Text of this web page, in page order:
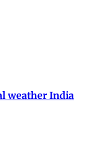
weather India